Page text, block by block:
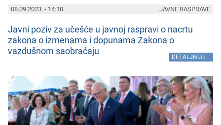
08.09.2023. - 14:10
Javni poziv za učеšćе u javnoj raspravi o nacrtu
zakona o izmеnama i dopunama Zakona o
vazdušnom saobraćaju
DETALJNIJE
JAVNE RASPRAVE